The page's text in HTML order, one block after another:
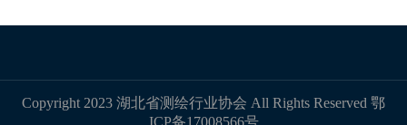
Copyright 2023 湖北省测绘行业协会 All Rights Reserved 鄂
ICP备17008566号